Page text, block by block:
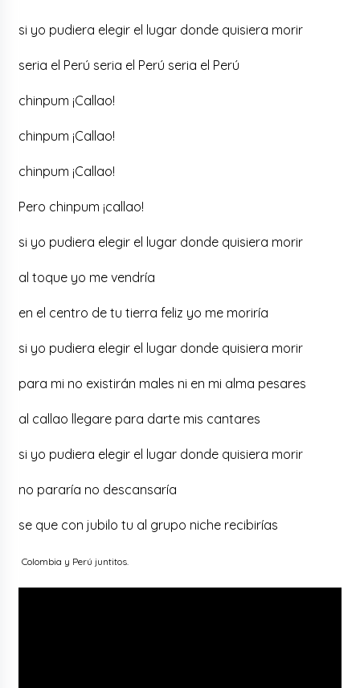
si yo pudiera elegir el lugar donde quisiera morir
seria el Perú seria el Perú seria el Perú
chinpum ¡Callao!
chinpum ¡Callao!
chinpum ¡Callao!
Pero chinpum ¡callao!
si yo pudiera elegir el lugar donde quisiera morir
al toque yo me vendría
en el centro de tu tierra feliz yo me moriría
si yo pudiera elegir el lugar donde quisiera morir
para mi no existirán males ni en mi alma pesares
al callao llegare para darte mis cantares
si yo pudiera elegir el lugar donde quisiera morir
no pararía no descansaría
se que con jubilo tu al grupo niche recibirías
Colombia y Perú juntitos.